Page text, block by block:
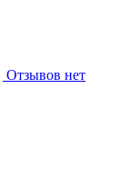
Отзывов нет